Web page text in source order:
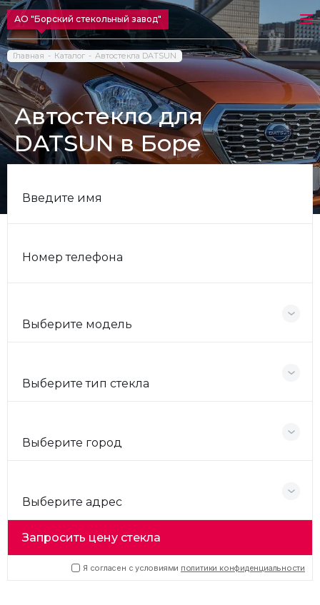
АО "Борский стекольный завод"
Главная Каталог Автостекла DATSUN
Автостекло для
DATSUN в Боре
Введите имя
Номер телефона
Выберите модель
Выберите тип стекла
Выберите город
Выберите адрес
Запросить цену стекла
Я согласен с условиями политики конфиденциальности